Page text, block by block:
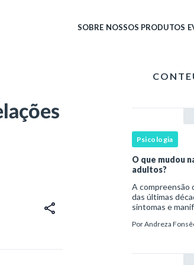
SOBRE NOSSOS PRODUTOS
Psicologia
O que mudou
adultos?
A compreensão do mudou significativamente
das últimas
sintomas e
da observação
PorAndreza